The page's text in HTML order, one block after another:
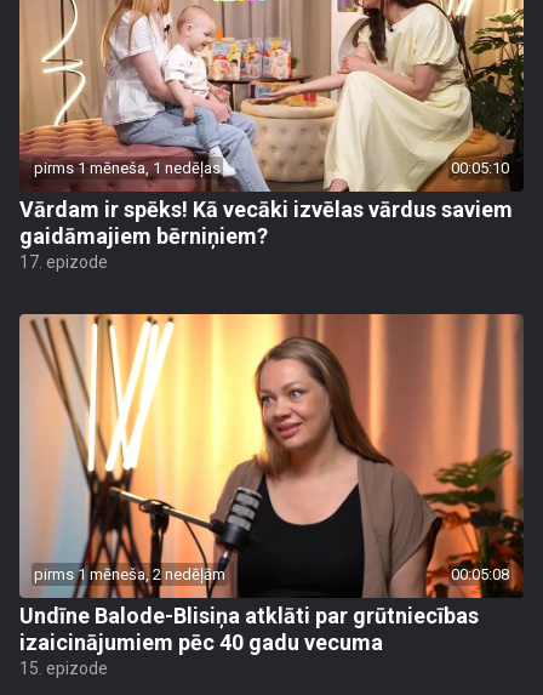
pirms 1 mēneša, 1 nedēļas 00:05:10
Vārdam ir spēks! Kā vecāki izvēlas vārdus saviem
gaidāmajiem bērniņiem?
17. epizode
pirms 1 mēneša, 2 nedēļām 00:05:08
Undīne Balode-Blisiņa atklāti par grūtniecības
izaicinājumiem pēc 40 gadu vecuma
15. epizode